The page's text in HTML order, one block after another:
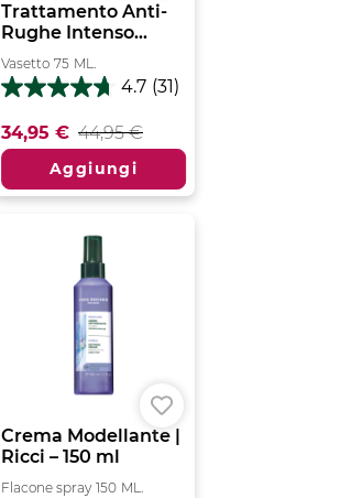
Trattamento Anti-
Rughe Intenso...
Vasetto 75 ML.
4.7 (31)
4.7
5
stelle.
recensioni
34,95 € 44,95 €
Aggiungi
Crema Modellante |
Ricci – 150 ml
Flacone spray 150 ML.